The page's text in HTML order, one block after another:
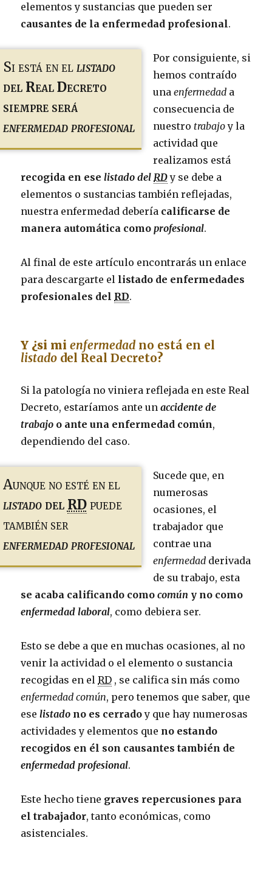
elementos y sustancias que pueden ser
causantes de la enfermedad profesional.
Si está en ellistado
del Real Decreto
siempre será
enfermedad profesional
Por consiguiente, si
hemos contraído
unaenfermedad a
consecuencia de
nuestro trabajoy la
actividad que
realizamos está
recogida en eselistado delRDy se debe a
elementos o sustancias también reflejadas,
nuestra enfermedad debería calificarse de
manera automática comoprofesional.
Al final de este artículo encontrarás un enlace
para descargarte el listado de enfermedades
profesionales del RD.
Y ¿si mienfermedad no está en el
listado del Real Decreto?
Si la patología no viniera reflejada en este Real
Decreto, estaríamos ante unaccidente de
trabajo o ante una enfermedad común,
dependiendo del caso.
Aunque no esté en el
listadodel RDpuede
también ser
enfermedad profesional
Sucede que, en
numerosas
ocasiones, el
trabajador que
contrae una
enfermedad derivada
de su trabajo, esta
se acaba calificando comocomún y no como
enfermedad laboral, como debiera ser.
Esto se debe a que en muchas ocasiones, al no
venir la actividad o el elemento o sustancia
recogidas en elRD , se califica sin más como
enfermedad común, pero tenemos que saber, que
eselistado no es cerradoy que hay numerosas
actividades y elementos que no estando
recogidos en él son causantes también de
enfermedad profesional.
Este hecho tiene graves repercusiones para
el trabajador, tanto económicas, como
asistenciales.